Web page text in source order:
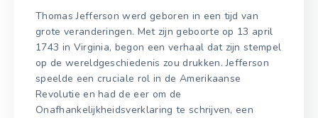
Thomas Jefferson werd geboren in een tijd van
grote veranderingen. Met zijn geboorte op 13 april
1743 in Virginia, begon een verhaal dat zijn stempel
op de wereldgeschiedenis zou drukken. Jefferson
speelde een cruciale rol in de Amerikaanse
Revolutie en had de eer om de
Onafhankelijkheidsverklaring te schrijven, een